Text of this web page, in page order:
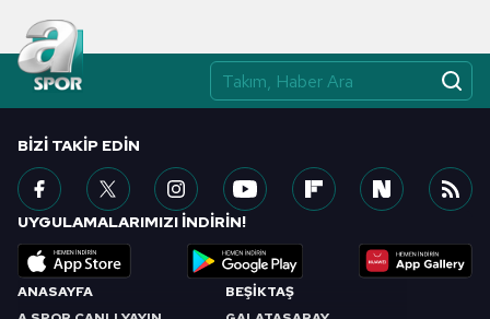
ANASAYFA
BEŞİKTAŞ
BIZI TAKIP EDIN
UYGULAMALARIMIZI İNDİRİN!